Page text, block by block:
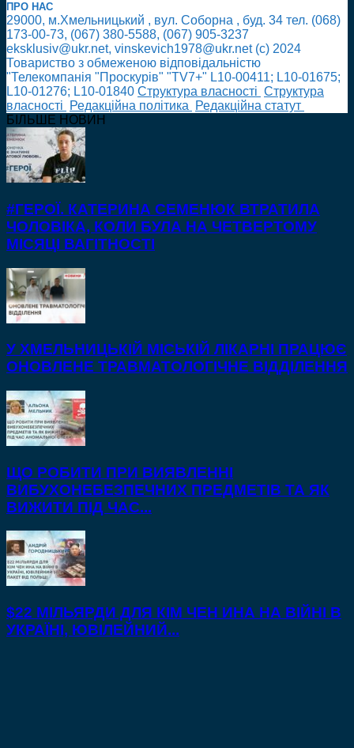
ПРО НАС
29000, м.Хмельницький , вул. Соборна , буд. 34 тел. (068)
173-00-73, (067) 380-5588, (067) 905-3237
eksklusiv@ukr.net, vinskevich1978@ukr.net (с) 2024
Товариство з обмеженою відповідальністю
"Телекомпанія "Проскурів" "TV7+" L10-00411; L10-01675;
L10-01276; L10-01840 Cтруктура власності Cтруктура
власності
Редакційна політика
Редакційна статут
БІЛЬШЕ НОВИН
#ГЕРОЇ. КАТЕРИНА СЕМЕНЮК ВТРАТИЛА
ЧОЛОВІКА, КОЛИ БУЛА НА ЧЕТВЕРТОМУ
МІСЯЦІ ВАГІТНОСТІ
У ХМЕЛЬНИЦЬКІЙ МІСЬКІЙ ЛІКАРНІ ПРАЦЮЄ
ОНОВЛЕНЕ ТРАВМАТОЛОГІЧНЕ ВІДДІЛЕННЯ
ЩО РОБИТИ ПРИ ВИЯВЛЕННІ
ВИБУХОНЕБЕЗПЕЧНИХ ПРЕДМЕТІВ ТА ЯК
ВИЖИТИ ПІД ЧАС...
$22 МІЛЬЯРДИ ДЛЯ КІМ ЧЕН ИНА НА ВІЙНІ В
УКРАЇНІ, ЮВІЛЕЙНИЙ...